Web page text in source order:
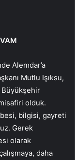
Alemdar’a
Mutlu Işıksu,
Büyükşehir
olduk.
bilgisi, gayreti
Gerek
olarak
daha